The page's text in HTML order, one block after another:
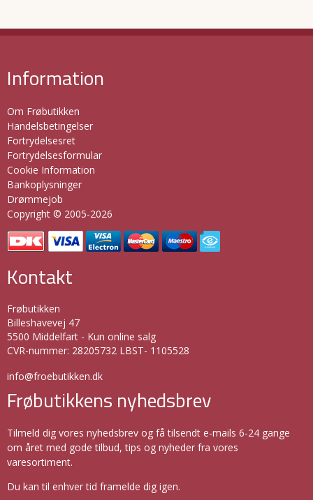
Information
Om Frøbutikken
Handelsbetingelser
Fortrydelsesret
Fortrydelsesformular
Cookie Information
Bankoplysninger
Drømmejob
Copyright © 2005-2026
Kontakt
Frøbutikken
Billeshavevej 47
5500 Middelfart - Kun online salg
CVR-nummer: 28205732 LBST- 1105528
info@froebutikken.dk
Frøbutikkens nyhedsbrev
Tilmeld dig vores nyhedsbrev og få tilsendt e-mails 6-24 gange
om året med gode tilbud, tips og nyheder fra vores
varesortiment.
Du kan til enhver tid framelde dig igen.